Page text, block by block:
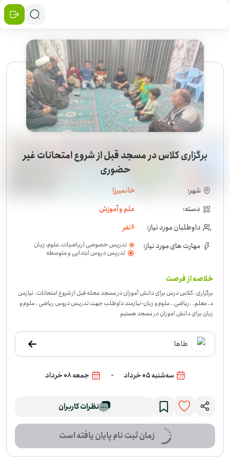
برگزاری کلاس در مسجد قبل از شروع امتحانات غیر
حضوری
شهر:
خانمیرزا
دسته:
علم و آموزش
داوطلبان مورد نیاز:
6نفر
مهارت های مورد نیاز:
تدریس خصوصی (ریاضیات، علوم، زبان
خارجی، هنر و...)
تدریس دروس ابتدایی و متوسطه
خلاصه از فرصت
برگزاری. کلاس درس برای دانش آموزان در مسجد محله قبل از شروع امتحانات. نیازمن
د. معلم. .‌ریاضی . علوم و زبان-نیازمند داوطلب جهت تدریس دروس ریاضی ، علوم و
زبان برای دانش اموزان در مسجد هستیم
طاها
سه‌شنبه 05 خرداد - جمعه 08 خرداد
نظرات کاربران
زمان ثبت نام پایان یافته است